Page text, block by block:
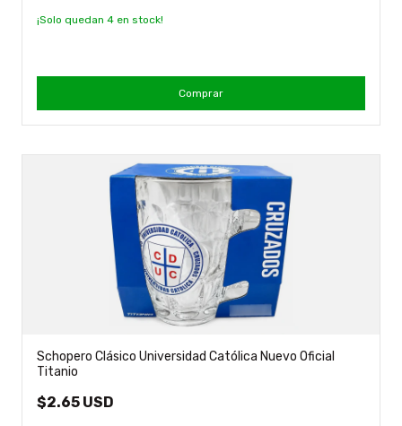
¡Solo quedan 4 en stock!
Comprar
Schopero Clásico Universidad Católica Nuevo Oficial
Titanio
$2.65 USD